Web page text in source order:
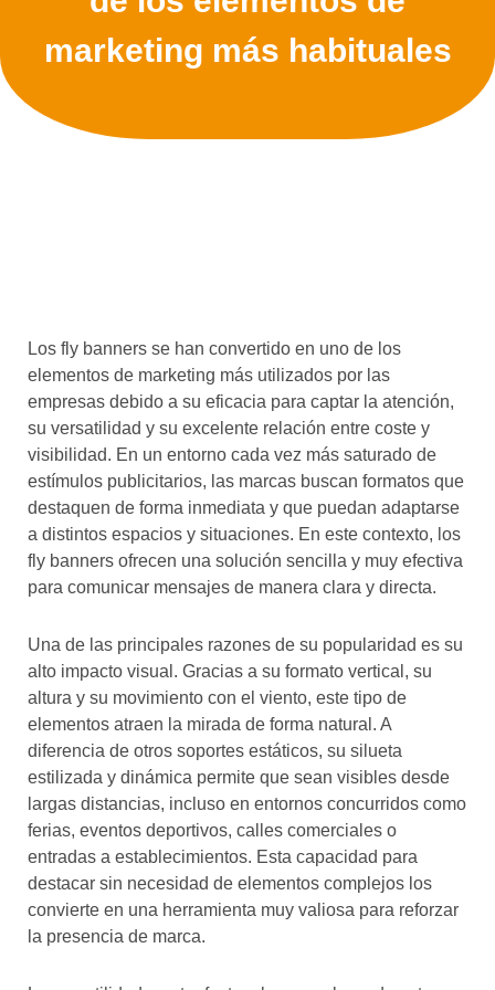
marketing más habituales
Los fly banners se han convertido en uno de los
elementos de marketing más utilizados por las
empresas debido a su eficacia para captar la atención,
su versatilidad y su excelente relación entre coste y
visibilidad. En un entorno cada vez más saturado de
estímulos publicitarios, las marcas buscan formatos que
destaquen de forma inmediata y que puedan adaptarse
a distintos espacios y situaciones. En este contexto, los
fly banners ofrecen una solución sencilla y muy efectiva
para comunicar mensajes de manera clara y directa.
Una de las principales razones de su popularidad es su
alto impacto visual. Gracias a su formato vertical, su
altura y su movimiento con el viento, este tipo de
elementos atraen la mirada de forma natural. A
diferencia de otros soportes estáticos, su silueta
estilizada y dinámica permite que sean visibles desde
largas distancias, incluso en entornos concurridos como
ferias, eventos deportivos, calles comerciales o
entradas a establecimientos. Esta capacidad para
destacar sin necesidad de elementos complejos los
convierte en una herramienta muy valiosa para reforzar
la presencia de marca.